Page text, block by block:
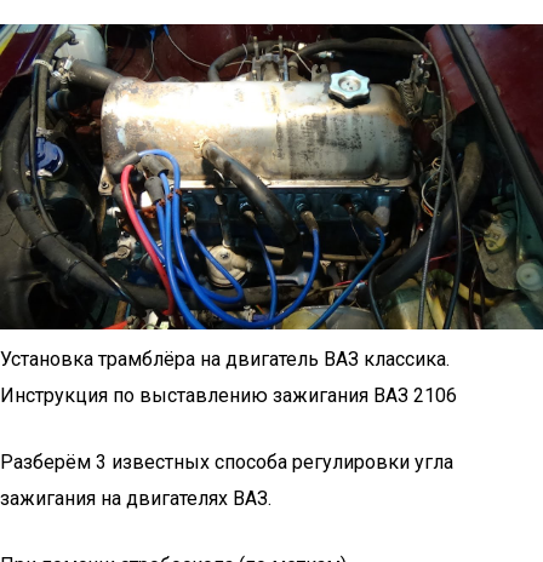
Установка трамблёра на двигатель ВАЗ классика.
Инструкция по выставлению зажигания ВАЗ 2106
Разберём 3 известных способа регулировки угла
зажигания на двигателях ВАЗ.